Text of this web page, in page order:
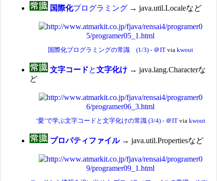
国際化プログラミング → java.util.Localeなど
国際化プログラミングの常識 (1/3) - ＠IT via kwout
文字コードと文字化け → java.lang.Characterな
ど
‘愛’で学ぶ文字コードと文字化けの常識 (3/4) - ＠IT via kwout
プロパティファイル→ java.util.Propertiesなど